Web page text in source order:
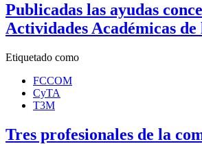
Publicadas las ayudas
Actividades Académicas
Etiquetado como
FCCOM
CyTA
T3M
Tres profesionales de la